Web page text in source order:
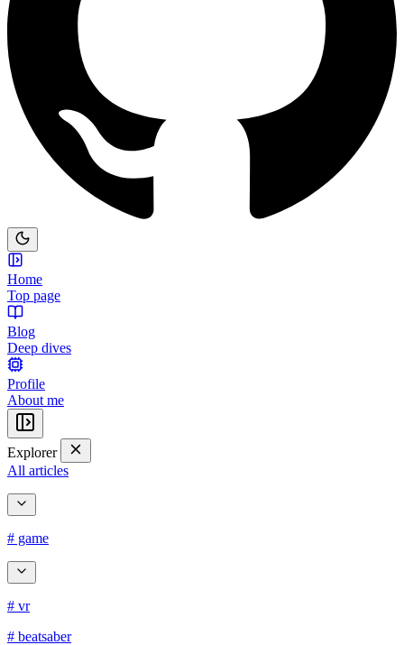
Home
Top page
Blog
Deep dives
Profile
About me
Explorer
All articles
# game
# vr
# beatsaber